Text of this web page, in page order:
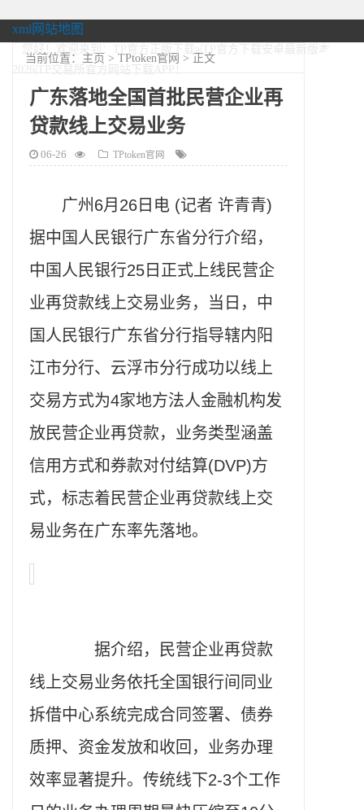
xml网站地图
您好！欢迎来到：TP官方正版下载a|TP官方下载安卓最新版本
2026|TP交易所官方网站下载APP！
当前位置： 主页 > TPtoken官网 > 正文
广东落地全国首批民营企业再
贷款线上交易业务
06-26 TPtoken官网
广州6月26日电 (记者 许青青)
据中国人民银行广东省分行介绍，
中国人民银行25日正式上线民营企
业再贷款线上交易业务，当日，中
国人民银行广东省分行指导辖内阳
江市分行、云浮市分行成功以线上
交易方式为4家地方法人金融机构发
放民营企业再贷款，业务类型涵盖
信用方式和券款对付结算(DVP)方
式，标志着民营企业再贷款线上交
易业务在广东率先落地。
据介绍，民营企业再贷款
线上交易业务依托全国银行间同业
拆借中心系统完成合同签署、债券
质押、资金发放和收回，业务办理
效率显著提升。传统线下2-3个工作